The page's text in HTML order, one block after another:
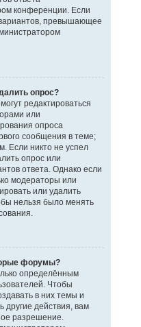
конференции. Если
превышающее
опрос?
редактироваться
или
опроса
сообщения в теме;
Если никто не успел
опрос или
ответа. Однако если
модераторы или
или удалить
нельзя было менять
форумы?
определённым
Чтобы
в них темы и
другие действия, вам
разрешение.